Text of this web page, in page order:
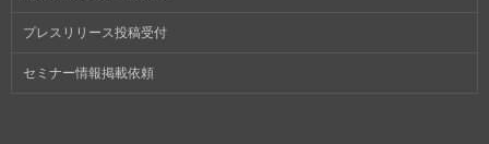
プレスリリース投稿受付
セミナー情報掲載依頼